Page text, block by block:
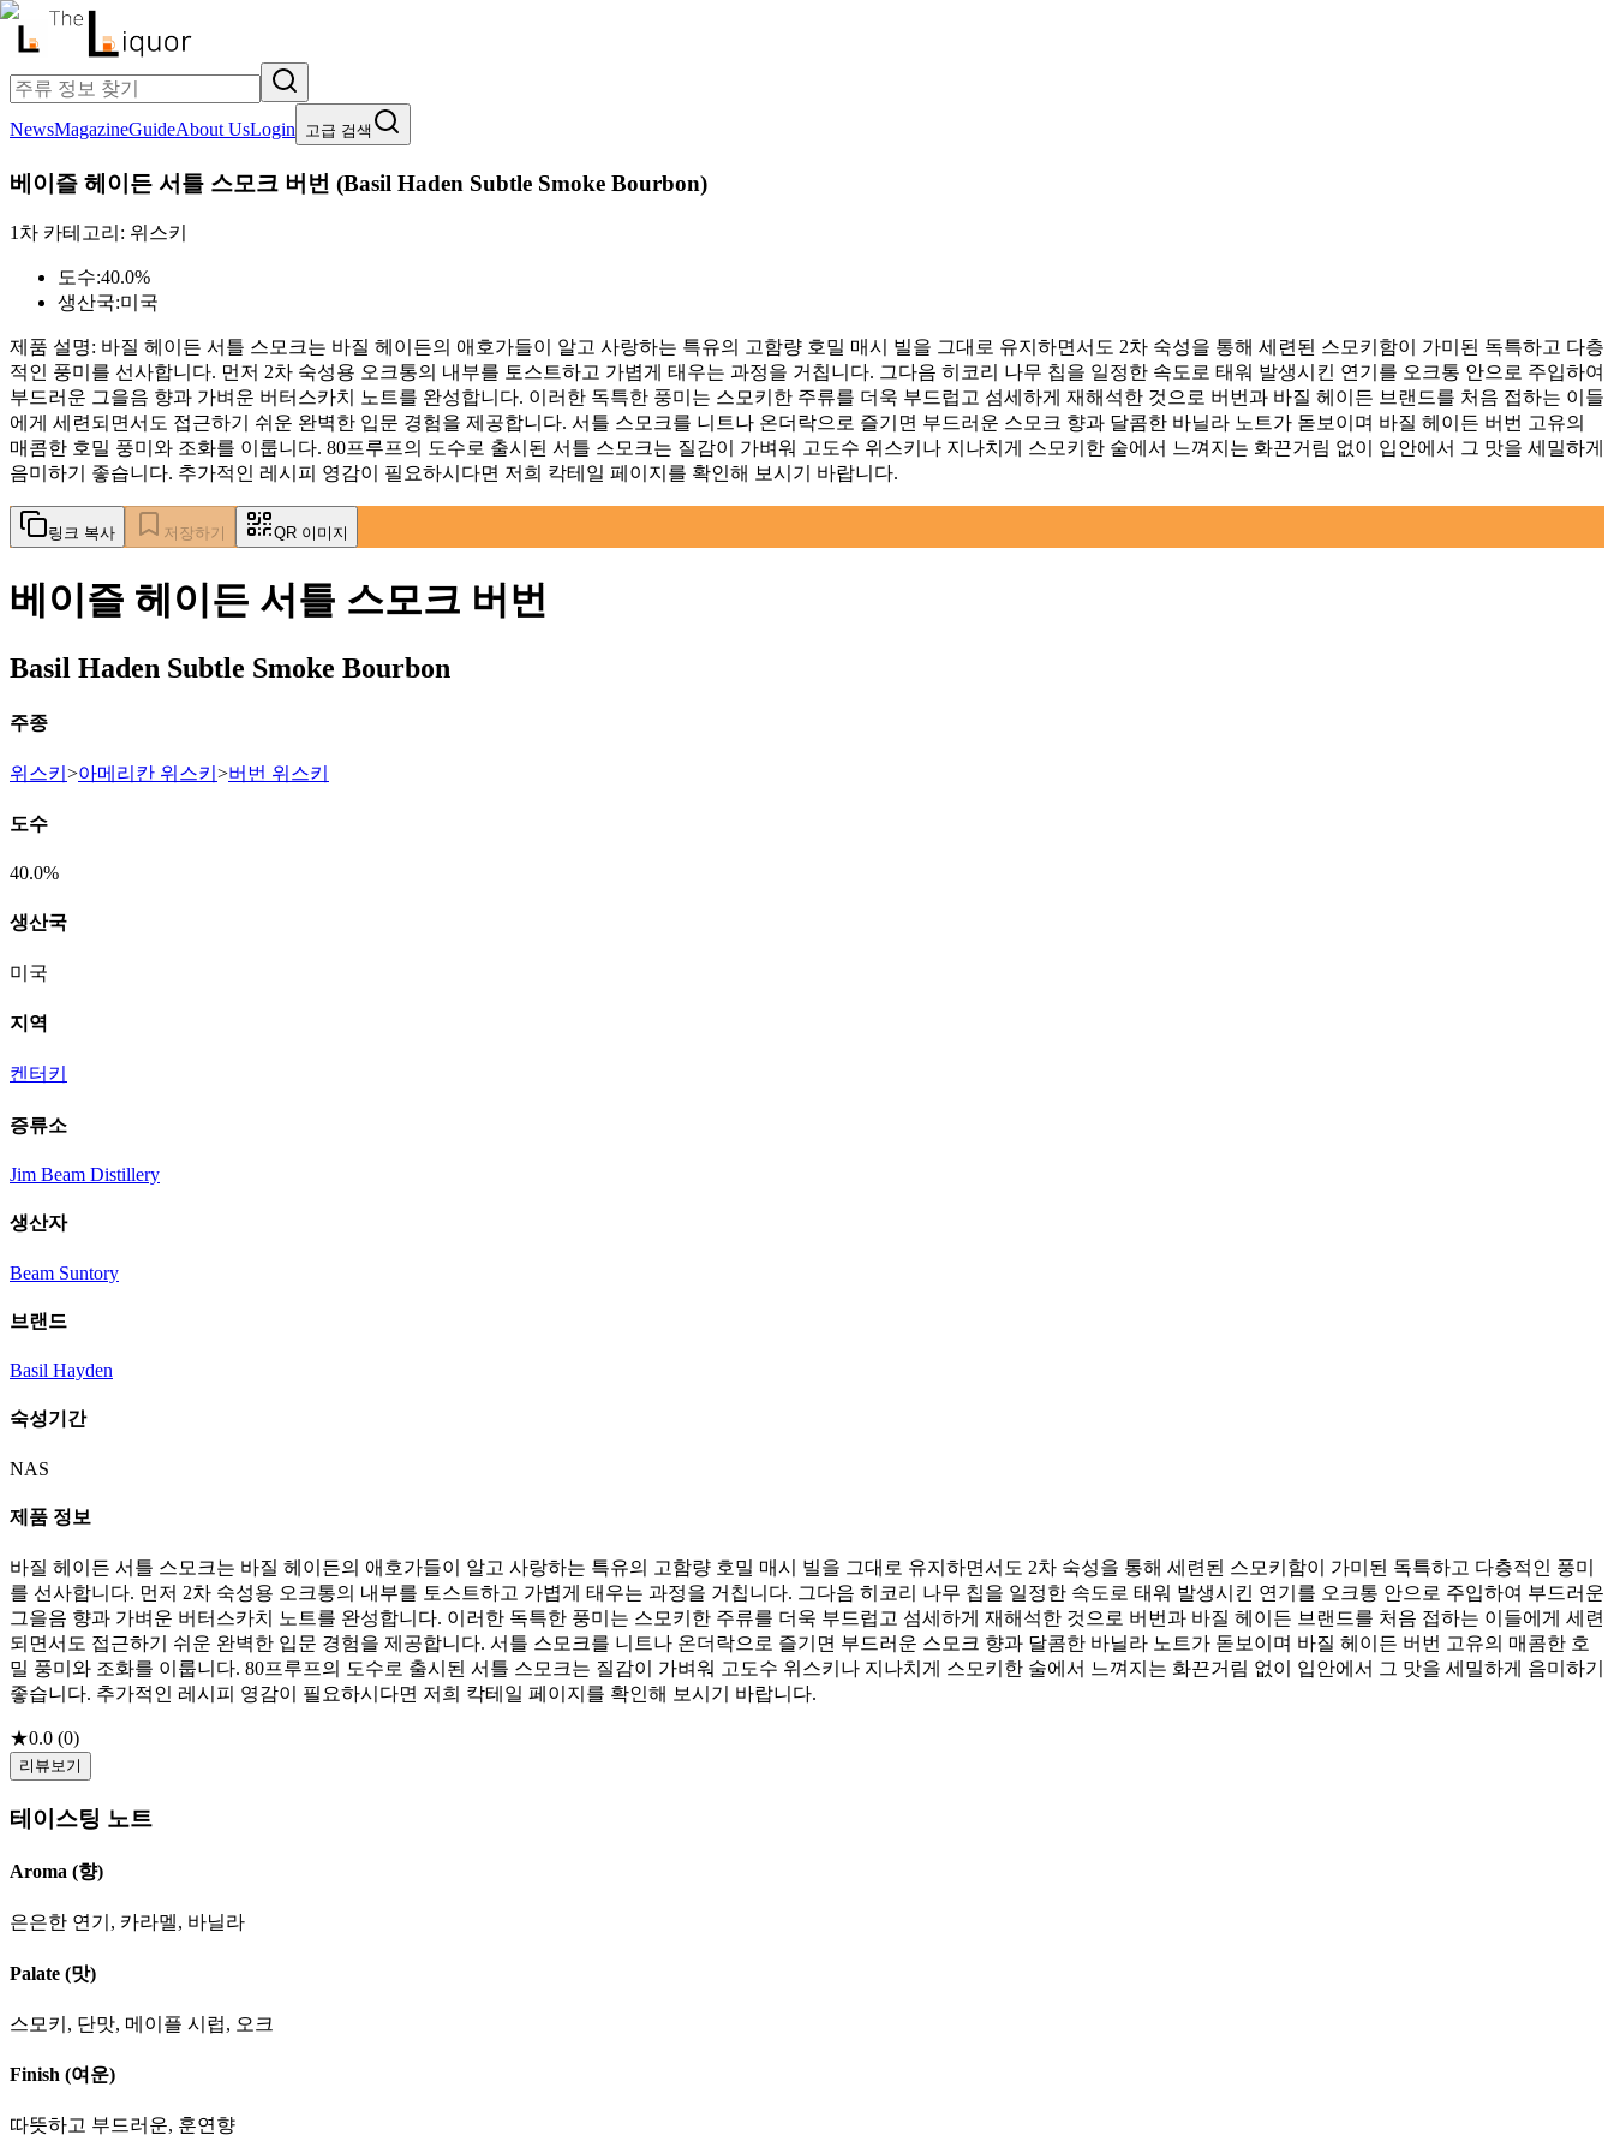
NewsMagazineGuideAbout UsLogin 고급 검색
베이즐 헤이든 서틀 스모크 버번 (Basil Haden Subtle Smoke Bourbon)
1차 카테고리: 위스키
도수:40.0%
생산국:미국
제품 설명: 바질 헤이든 서틀 스모크는 바질 헤이든의 애호가들이 알고 사랑하는 특유의 고함량 호밀 매시 빌을 그대로 유지하면서도 2차 숙성을 통해 세련된 스모키함이 가미된 독특하고 다층
적인 풍미를 선사합니다. 먼저 2차 숙성용 오크통의 내부를 토스트하고 가볍게 태우는 과정을 거칩니다. 그다음 히코리 나무 칩을 일정한 속도로 태워 발생시킨 연기를 오크통 안으로 주입하여
부드러운 그을음 향과 가벼운 버터스카치 노트를 완성합니다. 이러한 독특한 풍미는 스모키한 주류를 더욱 부드럽고 섬세하게 재해석한 것으로 버번과 바질 헤이든 브랜드를 처음 접하는 이들
에게 세련되면서도 접근하기 쉬운 완벽한 입문 경험을 제공합니다. 서틀 스모크를 니트나 온더락으로 즐기면 부드러운 스모크 향과 달콤한 바닐라 노트가 돋보이며 바질 헤이든 버번 고유의
매콤한 호밀 풍미와 조화를 이룹니다. 80프루프의 도수로 출시된 서틀 스모크는 질감이 가벼워 고도수 위스키나 지나치게 스모키한 술에서 느껴지는 화끈거림 없이 입안에서 그 맛을 세밀하게
음미하기 좋습니다. 추가적인 레시피 영감이 필요하시다면 저희 칵테일 페이지를 확인해 보시기 바랍니다.
링크 복사 저장하기 QR 이미지
베이즐 헤이든 서틀 스모크 버번
Basil Haden Subtle Smoke Bourbon
주종
위스키 >아메리칸 위스키 >버번 위스키
도수
40.0%
생산국
미국
지역
켄터키
증류소
Jim Beam Distillery
생산자
Beam Suntory
브랜드
Basil Hayden
숙성기간
NAS
제품 정보
바질 헤이든 서틀 스모크는 바질 헤이든의 애호가들이 알고 사랑하는 특유의 고함량 호밀 매시 빌을 그대로 유지하면서도 2차 숙성을 통해 세련된 스모키함이 가미된 독특하고 다층적인 풍미
를 선사합니다. 먼저 2차 숙성용 오크통의 내부를 토스트하고 가볍게 태우는 과정을 거칩니다. 그다음 히코리 나무 칩을 일정한 속도로 태워 발생시킨 연기를 오크통 안으로 주입하여 부드러운
그을음 향과 가벼운 버터스카치 노트를 완성합니다. 이러한 독특한 풍미는 스모키한 주류를 더욱 부드럽고 섬세하게 재해석한 것으로 버번과 바질 헤이든 브랜드를 처음 접하는 이들에게 세련
되면서도 접근하기 쉬운 완벽한 입문 경험을 제공합니다. 서틀 스모크를 니트나 온더락으로 즐기면 부드러운 스모크 향과 달콤한 바닐라 노트가 돋보이며 바질 헤이든 버번 고유의 매콤한 호
밀 풍미와 조화를 이룹니다. 80프루프의 도수로 출시된 서틀 스모크는 질감이 가벼워 고도수 위스키나 지나치게 스모키한 술에서 느껴지는 화끈거림 없이 입안에서 그 맛을 세밀하게 음미하기
좋습니다. 추가적인 레시피 영감이 필요하시다면 저희 칵테일 페이지를 확인해 보시기 바랍니다.
★0.0 (0)
리뷰보기
테이스팅 노트
Aroma (향)
은은한 연기, 카라멜, 바닐라
Palate (맛)
스모키, 단맛, 메이플 시럽, 오크
Finish (여운)
따뜻하고 부드러운, 훈연향